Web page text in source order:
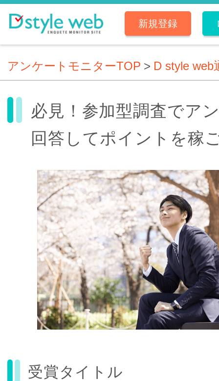
新規登録
アンケートモニターTOP > D style web
必見！参加型調査でア
回答してポイントを稼
受賞タイトル